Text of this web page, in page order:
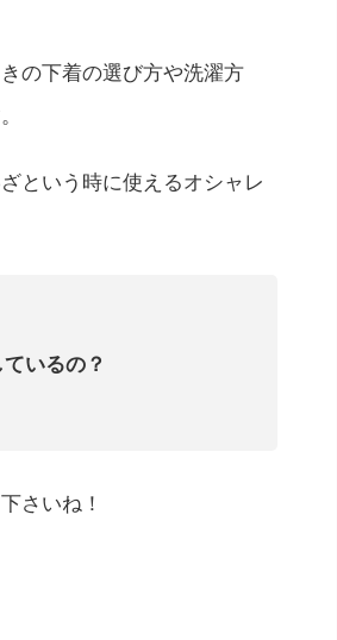
の下着の選び方や洗濯方
という時に使えるオシャレ
いるの？
さいね！